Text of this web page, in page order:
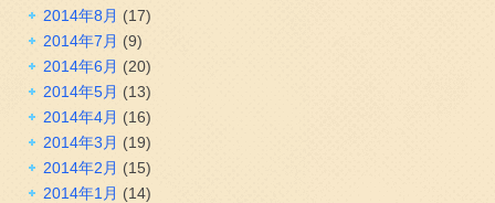
2014年8月 (17)
2014年7月 (9)
2014年6月 (20)
2014年5月 (13)
2014年4月 (16)
2014年3月 (19)
2014年2月 (15)
2014年1月 (14)